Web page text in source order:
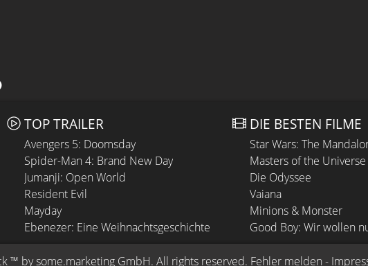
TOP TRAILER
Avengers 5: Doomsday
Spider-Man 4: Brand New Day
Jumanji: Open World
Resident Evil
Mayday
Ebenezer: Eine Weihnachtsgeschichte
DIE BESTEN FILME
Star Wars: The
Masters of the Universe
Die Odyssee
Vaiana
Minions & Monster
Good Boy: Wir wollen
™ by some.marketing GmbH. All rights reserved. Fehler melden -